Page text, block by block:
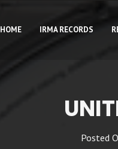
HOME IRMA RECORDS
Posted